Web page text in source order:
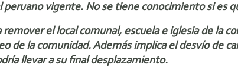
vigente. No se tiene conocimiento si es
el local comunal, escuela e iglesia de la
de la comunidad. Además implica el desvío de
llevar a su final desplazamiento.